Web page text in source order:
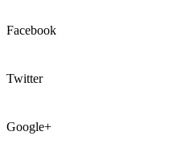
Facebook
Twitter
Google+